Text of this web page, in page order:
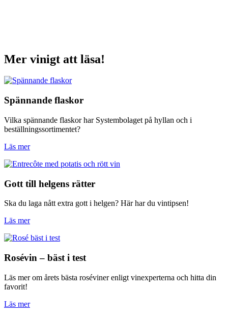
Mer vinigt att läsa!
Spännande flaskor
Vilka spännande flaskor har Systembolaget på hyllan och i
beställningssortimentet?
Läs mer
Gott till helgens rätter
Ska du laga nått extra gott i helgen? Här har du vintipsen!
Läs mer
Rosévin – bäst i test
Läs mer om årets bästa roséviner enligt vinexperterna och hitta din
favorit!
Läs mer